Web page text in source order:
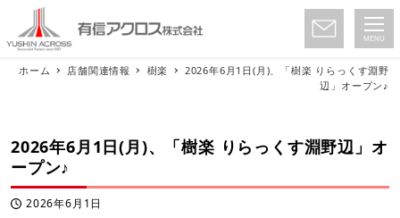
MENU
ホーム 店舗関連情報 樹楽
2026年6月1日(月)、「樹楽 りらっくす淵野
辺」オープン♪
2026年6月1日(月)、「樹楽 りらっくす淵野辺」オ
ープン♪
投稿日2026年6月1日